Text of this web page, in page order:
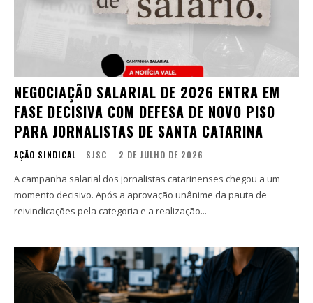
NEGOCIAÇÃO SALARIAL DE 2026 ENTRA EM
FASE DECISIVA COM DEFESA DE NOVO PISO
PARA JORNALISTAS DE SANTA CATARINA
AÇÃO SINDICAL SJSC - 2 DE JULHO DE 2026
A campanha salarial dos jornalistas catarinenses chegou a um
momento decisivo. Após a aprovação unânime da pauta de
reivindicações pela categoria e a realização...